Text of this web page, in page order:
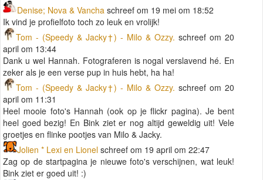
Denise; Nova & Vancha schreef om 19 mei om 18:52
Ik vind je profielfoto toch zo leuk en vrolijk!
Tom - (Speedy & Jacky†) - Milo & Ozzy.schreef om 20
april om 13:44
Dank u wel Hannah. Fotograferen is nogal verslavend hé. En
zeker als je een verse pup in huis hebt, ha ha!
Tom - (Speedy & Jacky†) - Milo & Ozzy.schreef om 20
april om 11:31
Heel mooie foto's Hannah (ook op je flickr pagina). Je bent
heel goed bezig! En Bink ziet er nog altijd geweldig uit! Vele
groetjes en flinke pootjes van Milo & Jacky.
Jolien * Lexi en Lionel schreef om 19 april om 22:47
Zag op de startpagina je nieuwe foto's verschijnen, wat leuk!
Bink ziet er goed uit! :)